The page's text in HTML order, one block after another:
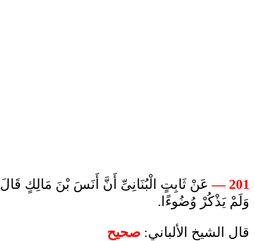
201 —
عَنْ ثَابِتٍ الْبُنَانِىِّ أَنَّ أَنَسَ بْنَ مَالِكٍ
وَلَمْ يَذْكُرْ وُضُوءًا.
قال الشيخ الألباني: صحيح